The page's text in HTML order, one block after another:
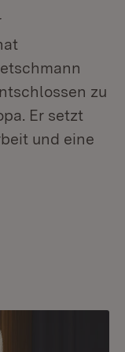
zu
Er setzt
und eine